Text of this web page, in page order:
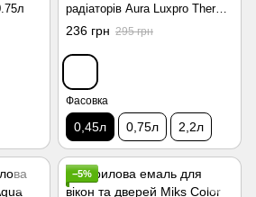
радіаторів Aura Luxpro Thermo
Matt матова 0.45л
236 грн 295 грн
Фасовка
0,45л 0,75л 2,2л
−5%